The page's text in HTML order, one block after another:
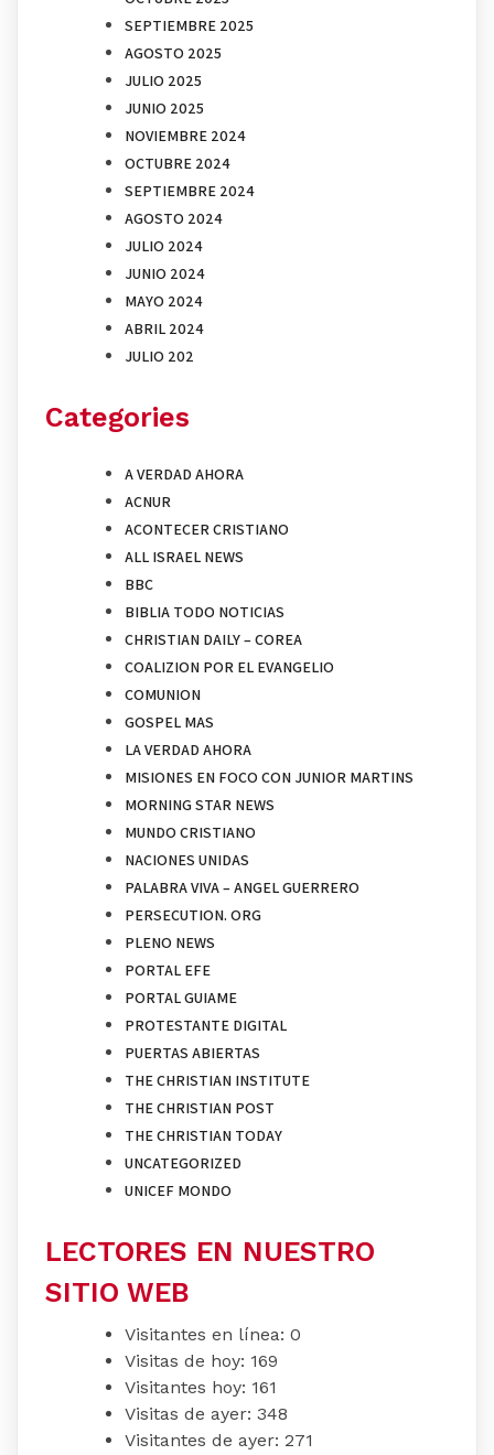
SEPTIEMBRE 2025
AGOSTO 2025
JULIO 2025
JUNIO 2025
NOVIEMBRE 2024
OCTUBRE 2024
SEPTIEMBRE 2024
AGOSTO 2024
JULIO 2024
JUNIO 2024
MAYO 2024
ABRIL 2024
JULIO 202
Categories
A VERDAD AHORA
ACNUR
ACONTECER CRISTIANO
ALL ISRAEL NEWS
BBC
BIBLIA TODO NOTICIAS
CHRISTIAN DAILY – COREA
COALIZION POR EL EVANGELIO
COMUNION
GOSPEL MAS
LA VERDAD AHORA
MISIONES EN FOCO CON JUNIOR MARTINS
MORNING STAR NEWS
MUNDO CRISTIANO
NACIONES UNIDAS
PALABRA VIVA – ANGEL GUERRERO
PERSECUTION. ORG
PLENO NEWS
PORTAL EFE
PORTAL GUIAME
PROTESTANTE DIGITAL
PUERTAS ABIERTAS
THE CHRISTIAN INSTITUTE
THE CHRISTIAN POST
THE CHRISTIAN TODAY
UNCATEGORIZED
UNICEF MONDO
LECTORES EN NUESTRO
SITIO WEB
Visitantes en línea: 0
Visitas de hoy: 169
Visitantes hoy: 161
Visitas de ayer: 348
Visitantes de ayer: 271